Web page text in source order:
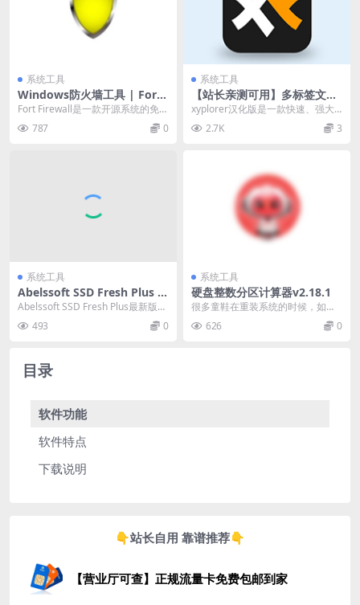
系统工具
Windows防火墙工具 | Fort
Firewall v3.18.1
Fort Firewall是一款开源系统的免费
大，可...
787 0
系统工具
【站长亲测可用】多标签文件
管理器 | XYplorer PRO v27.
xyplorer汉化版是一款快速、强大
且易于使用Windows操作系统文件
管理工...
2.7K 3
系统工具
Abelssoft SSD Fresh Plus 一
款专业强大的固态硬盘优化工
Abelssoft SSD Fresh Plus最新版是
493 0
系统工具
硬盘整数分区计算器v2.18.1
很多童鞋在重装系统的时候，如果
简单地按照1GB=1024MB的方式计
算的话，最终...
626 0
目录
软件功能
软件特点
下载说明
👇站长自用 靠谱推荐👇
【营业厅可查】正规流量卡免费包邮到家